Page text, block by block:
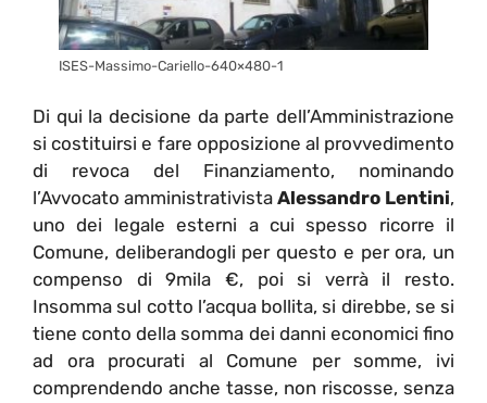
ISES-Massimo-Cariello-640×480-1
Di qui la decisione da parte dell’Amministrazione
si costituirsi e fare opposizione al provvedimento
di revoca del Finanziamento, nominando
l’Avvocato amministrativista Alessandro Lentini,
uno dei legale esterni a cui spesso ricorre il
Comune, deliberandogli per questo e per ora, un
compenso di 9mila €, poi si verrà il resto.
Insomma sul cotto l’acqua bollita, si direbbe, se si
tiene conto della somma dei danni economici fino
ad ora procurati al Comune per somme, ivi
comprendendo anche tasse, non riscosse, senza